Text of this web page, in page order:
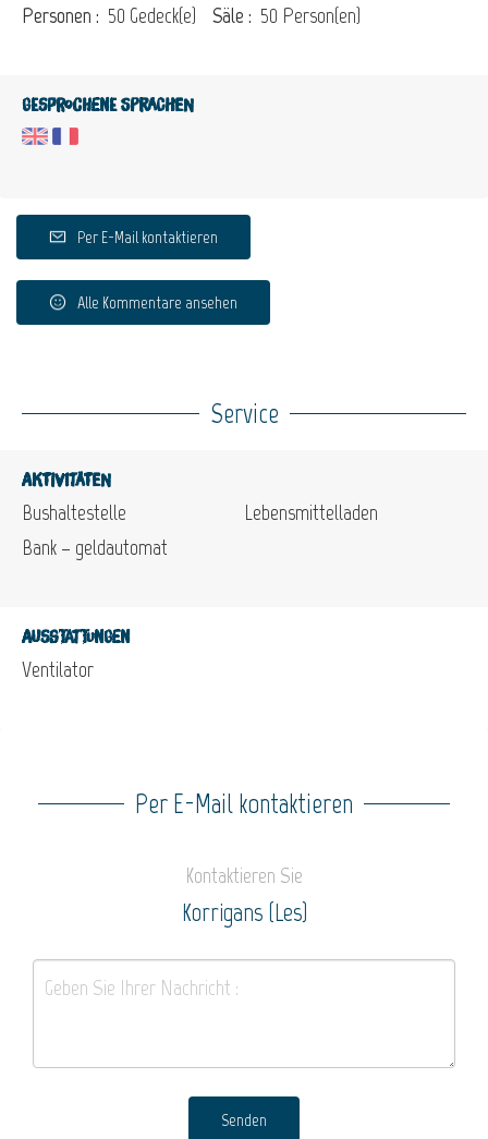
Personen : 50 Gedeck(e) Säle : 50 Person(en)
Gesprochene Sprachen
Per E-Mail kontaktieren
Alle Kommentare ansehen
Service
Aktivitäten
Bushaltestelle
Bank – geldautomat
Lebensmittelladen
Ausstattungen
Ventilator
Per E-Mail kontaktieren
Kontaktieren Sie
Korrigans (Les)
Senden